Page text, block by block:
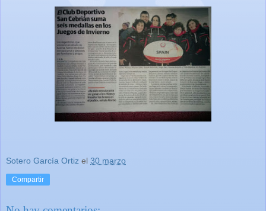
Sotero García Ortiz el 30 marzo
Compartir